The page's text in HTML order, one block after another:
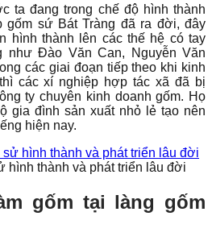
ta đang trong chế độ hình thành
gốm sứ Bát Tràng đã ra đời, đây
hình thành lên các thế hệ có tay
như Đào Văn Can, Nguyễn Văn
các giai đoạn tiếp theo khi kinh
các xí nghiệp hợp tác xã đã bị
ty chuyên kinh doanh gốm. Họ
gia đình sản xuất nhỏ lẻ tạo nên
hiện nay.
hình thành và phát triển lâu đời
gốm tại làng gốm